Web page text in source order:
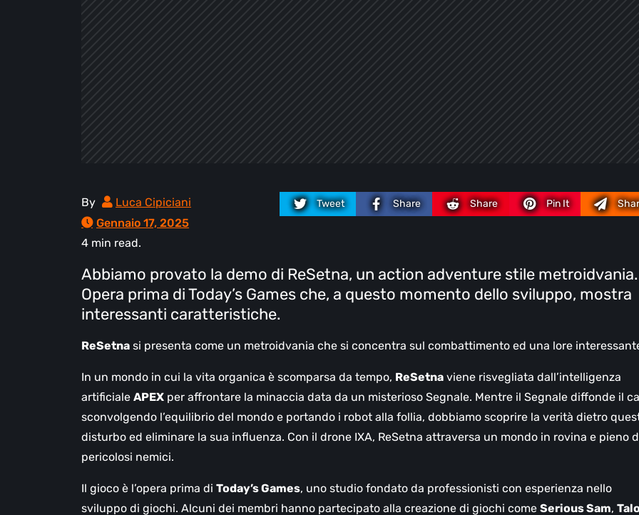
Tweet Share Share Pin It
By
Luca Cipiciani
Gennaio 17, 2025
4 min read.
Abbiamo provato la demo di ReSetna, un action adventure stile metroidvania.
Opera prima di Today’s Games che, a questo momento dello sviluppo, mostra
interessanti caratteristiche.
ReSetna si presenta come un metroidvania che si concentra sul combattimento ed una lore
In un mondo in cui la vita organica è scomparsa da tempo, ReSetna viene risvegliata dall’intelligenza
artificiale APEX per affrontare la minaccia data da un misterioso Segnale. Mentre il Segnale diffonde il
sconvolgendo l’equilibrio del mondo e portando i robot alla follia, dobbiamo scoprire la verità dietro
disturbo ed eliminare la sua influenza. Con il drone IXA, ReSetna attraversa un mondo in rovina e pieno
pericolosi nemici.
Il gioco è l’opera prima di Today’s Games, uno studio fondato da professionisti con esperienza nello
sviluppo di giochi. Alcuni dei membri hanno partecipato alla creazione di giochi come Serious Sam,